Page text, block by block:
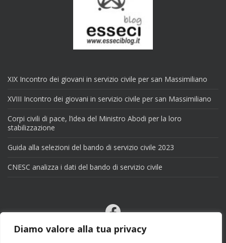
Diamo valore alla tua privacy
XIX Incontro dei giovani in servizio civile per san Massimiliano
XVIII Incontro dei giovani in servizio civile per san Massimiliano
Corpi civili di pace, l’idea del Ministro Abodi per la loro
stabilizzazione
Guida alla selezioni del bando di servizio civile 2023
CNESC analizza i dati del bando di servizio civile
Facebook
Email